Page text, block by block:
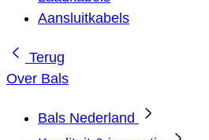
Aansluitkabels
Terug
Over Bals
Bals Nederland